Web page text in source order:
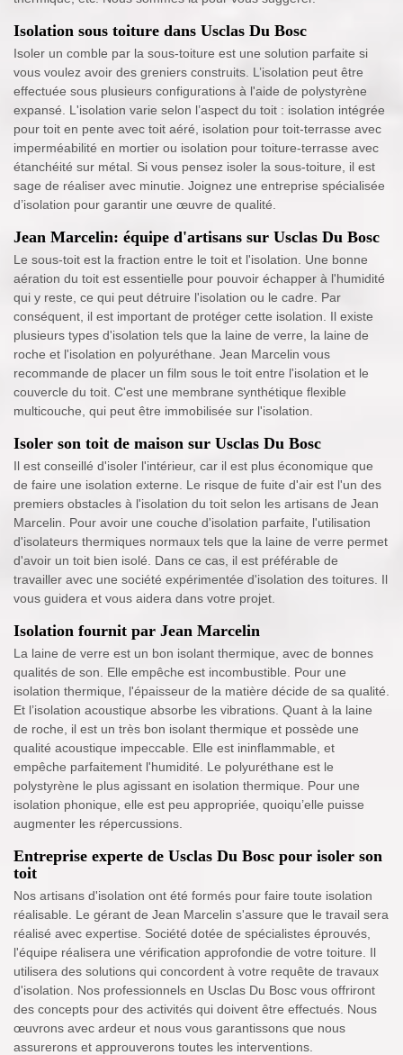
Isolation sous toiture dans Usclas Du Bosc
Isoler un comble par la sous-toiture est une solution parfaite si
vous voulez avoir des greniers construits. L’isolation peut être
effectuée sous plusieurs configurations à l'aide de polystyrène
expansé. L'isolation varie selon l’aspect du toit : isolation intégrée
pour toit en pente avec toit aéré, isolation pour toit-terrasse avec
imperméabilité en mortier ou isolation pour toiture-terrasse avec
étanchéité sur métal. Si vous pensez isoler la sous-toiture, il est
sage de réaliser avec minutie. Joignez une entreprise spécialisée
d’isolation pour garantir une œuvre de qualité.
Jean Marcelin: équipe d'artisans sur Usclas Du Bosc
Le sous-toit est la fraction entre le toit et l'isolation. Une bonne
aération du toit est essentielle pour pouvoir échapper à l'humidité
qui y reste, ce qui peut détruire l'isolation ou le cadre. Par
conséquent, il est important de protéger cette isolation. Il existe
plusieurs types d'isolation tels que la laine de verre, la laine de
roche et l'isolation en polyuréthane. Jean Marcelin vous
recommande de placer un film sous le toit entre l'isolation et le
couvercle du toit. C'est une membrane synthétique flexible
multicouche, qui peut être immobilisée sur l'isolation.
Isoler son toit de maison sur Usclas Du Bosc
Il est conseillé d'isoler l'intérieur, car il est plus économique que
de faire une isolation externe. Le risque de fuite d'air est l'un des
premiers obstacles à l'isolation du toit selon les artisans de Jean
Marcelin. Pour avoir une couche d'isolation parfaite, l'utilisation
d'isolateurs thermiques normaux tels que la laine de verre permet
d'avoir un toit bien isolé. Dans ce cas, il est préférable de
travailler avec une société expérimentée d'isolation des toitures. Il
vous guidera et vous aidera dans votre projet.
Isolation fournit par Jean Marcelin
La laine de verre est un bon isolant thermique, avec de bonnes
qualités de son. Elle empêche est incombustible. Pour une
isolation thermique, l'épaisseur de la matière décide de sa qualité.
Et l’isolation acoustique absorbe les vibrations. Quant à la laine
de roche, il est un très bon isolant thermique et possède une
qualité acoustique impeccable. Elle est ininflammable, et
empêche parfaitement l'humidité. Le polyuréthane est le
polystyrène le plus agissant en isolation thermique. Pour une
isolation phonique, elle est peu appropriée, quoiqu’elle puisse
augmenter les répercussions.
Entreprise experte de Usclas Du Bosc pour isoler son
toit
Nos artisans d'isolation ont été formés pour faire toute isolation
réalisable. Le gérant de Jean Marcelin s'assure que le travail sera
réalisé avec expertise. Société dotée de spécialistes éprouvés,
l'équipe réalisera une vérification approfondie de votre toiture. Il
utilisera des solutions qui concordent à votre requête de travaux
d'isolation. Nos professionnels en Usclas Du Bosc vous offriront
des concepts pour des activités qui doivent être effectués. Nous
œuvrons avec ardeur et nous vous garantissons que nous
assurerons et approuverons toutes les interventions.